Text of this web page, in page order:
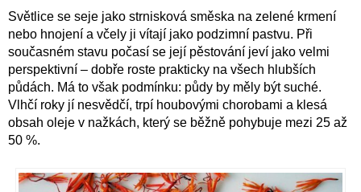
Světlice se seje jako strnisková směska na zelené krmení
nebo hnojení a včely ji vítají jako podzimní pastvu. Při
současném stavu počasí se její pěstování jeví jako velmi
perspektivní – dobře roste prakticky na všech hlubších
půdách. Má to však podmínku: půdy by měly být suché.
Vlhčí roky jí nesvědčí, trpí houbovými chorobami a klesá
obsah oleje v nažkách, který se běžně pohybuje mezi 25 až
50 %.